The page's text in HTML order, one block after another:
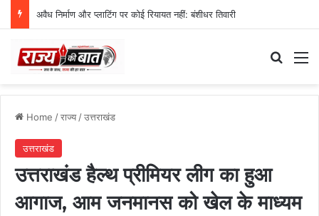
अवैध निर्माण और प्लाटिंग पर कोई रियायत नहीं: बंशीधर तिवारी
Home /राज्य/उत्तराखंड
उत्तराखंड
उत्तराखंड हैल्थ प्रीमियर लीग का हुआ
आगाज, आम जनमानस को खेल के माध्यम